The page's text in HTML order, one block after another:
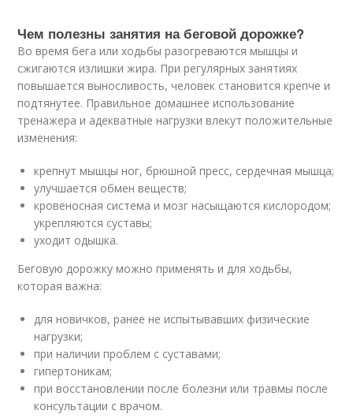
Чем полезны занятия на беговой дорожке?
Во время бега или ходьбы разогреваются мышцы и
сжигаются излишки жира. При регулярных занятиях
повышается выносливость, человек становится крепче и
подтянутее. Правильное домашнее использование
тренажера и адекватные нагрузки влекут положительные
изменения:
крепнут мышцы ног, брюшной пресс, сердечная мышца;
улучшается обмен веществ;
кровеносная система и мозг насыщаются кислородом;
укрепляются суставы;
уходит одышка.
Беговую дорожку можно применять и для ходьбы,
которая важна:
для новичков, ранее не испытывавших физические
нагрузки;
при наличии проблем с суставами;
гипертоникам;
при восстановлении после болезни или травмы после
консультации с врачом.